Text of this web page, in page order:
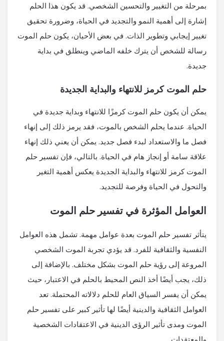
بمرحلة من التغيير والتحسين الشخصي. قد يكون هذا الحلم
إشارة إلى أهمية النمو والتجديد في الحياة، وضرورة تحقيق
تغيير إيجابي وتطوير الذات. في بعض الأحيان، يكون حلم الموت
رسالة للشخص أن يترك خلفه الماضي وينطلق في بداية
جديدة.
حلم الموت كرمز للانتهاء والبداية الجديدة
يمكن أن يكون حلم الموت كرمزًا للانتهاء وبداية جديدة في
الحياة. عندما يحلم الشخص بالموت، فقد يرمز ذلك إلى إنهاء
فصل ما والاستعداد لبدء فصل جديد. يمكن أن يعني ذلك إنهاء
علاقة سامة أو إنجاز هام في الحياة. بالتالي، فإن تفسير حلم
الموت كرمز للانتهاء والبداية الجديدة يعكس أهمية التغير
والتحول في الحياة وفرصة للتجديد.
العوامل المؤثرة في تفسير حلم الموت
يتأثر تفسير حلم الموت بعدة عوامل مهمة. تشمل هذه العوامل
النفسية والثقافية للفرد. قد يؤدي تجربة الموت الشخصي
المروعة إلى رؤية حلم الموت بشكل مختلف. بالإضافة إلى
ذلك، يجب أيضًا أخذ النص المحيط بالحلم في الاعتبار، حيث
يمكن أن يفسر السياق العام للحلم دلالاته المحتملة. تعد
العوامل الثقافية والدينية أيضًا لها تأثير كبير على تفسير حلم
الموت ومدى تأثير الرؤى الدينية في الاعتقادات الشخصية
والمعتقدات.